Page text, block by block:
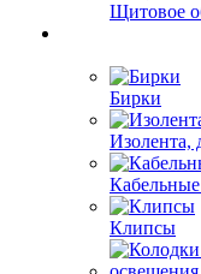
Щитовое
Бирки
Изолента,
Клипсы